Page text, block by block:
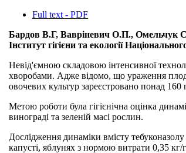
Full text - PDF
Бардов В.Г, Вавріневич О.П., Омельчук
Інститут гігієни та екології
Невід'ємною складовою інтенсивної
хворобами. Адже відомо, що ураження
овочевих культур зареєстровано понад
Метою роботи була гігієнічна оцінка
винограді та зеленій масі рослин.
Дослідження динаміки вмісту
капусті, яблунях з нормою витрати 0,35